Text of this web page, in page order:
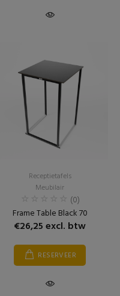
Receptietafels
Meubilair
(0)
Frame Table Black 70
€26,25 excl. btw
RESERVEER